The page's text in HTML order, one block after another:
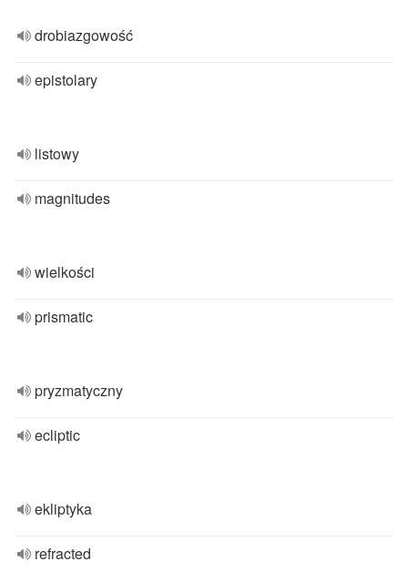
drobiazgowość
epistolary
listowy
magnitudes
wielkości
prismatic
pryzmatyczny
ecliptic
ekliptyka
refracted